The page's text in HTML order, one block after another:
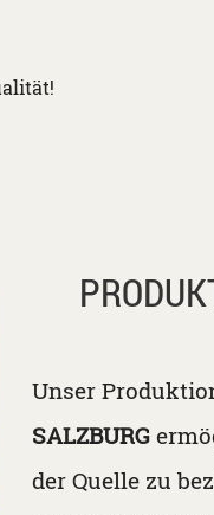
Unser
SALZBURG
der Quelle zu